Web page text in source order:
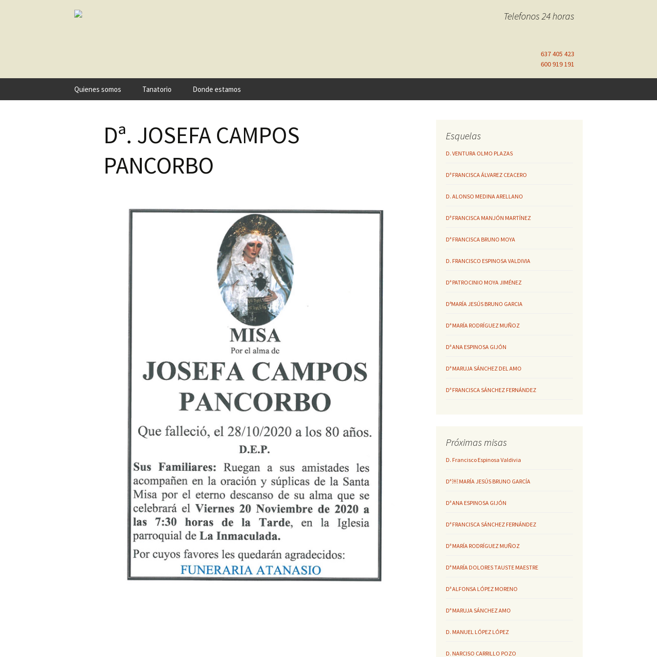
Telefonos 24 horas
637 405 423
600 919 191
Quienes somos Tanatorio Donde estamos
Dª. JOSEFA CAMPOS
PANCORBO
Esquelas
D. VENTURA OLMO PLAZAS
Dª FRANCISCA ÁLVAREZ CEACERO
D. ALONSO MEDINA ARELLANO
Dª FRANCISCA MANJÓN MARTÍNEZ
Dª FRANCISCA BRUNO MOYA
D. FRANCISCO ESPINOSA VALDIVIA
Dª PATROCINIO MOYA JIMÉNEZ
DªMARÍA JESÚS BRUNO GARCIA
Dª MARÍA RODRÍGUEZ MUÑOZ
Dª ANA ESPINOSA GIJÓN
Dª MARUJA SÁNCHEZ DEL AMO
Dª FRANCISCA SÁNCHEZ FERNÁNDEZ
Próximas misas
D. Francisco Espinosa Valdivia
Dª ￼ MARÍA JESÚS BRUNO GARCÍA
Dª ANA ESPINOSA GIJÓN
Dª FRANCISCA SÁNCHEZ FERNÁNDEZ
Dª MARÍA RODRÍGUEZ MUÑOZ
Dª MARÍA DOLORES TAUSTE MAESTRE
Dª ALFONSA LÓPEZ MORENO
Dª MARUJA SÁNCHEZ AMO
D. MANUEL LÓPEZ LÓPEZ
D. NARCISO CARRILLO POZO